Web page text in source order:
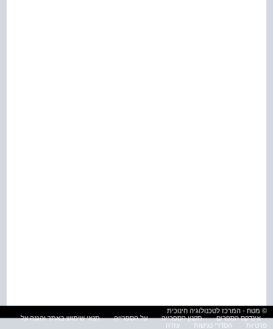
© מטח - המרכז לטכנולוגיה חינוכית
אינדקס הספרים
תקנון הספרייה על הספרייה
תנאי שימוש באתר והגנה על
פרטיות
הסדרי נגישות עזרה